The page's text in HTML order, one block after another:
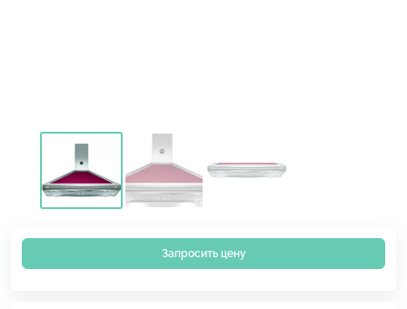
Запросить цену